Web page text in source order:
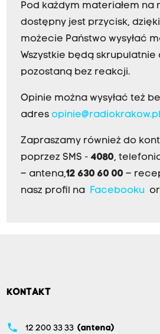
Pod każdym materiałem na
dostępny jest przycisk,
możecie Państwo wysyłać
Wszystkie będą skrupulatnie
pozostaną bez reakcji.
Opinie można wysyłać też
adres opinie@radiokrakow.pl
Zapraszamy również do
poprzez SMS - 4080,
– antena,12 630 60 00 –
nasz profil na Facebooku
KONTAKT
phone 12 200 33 33 (antena)